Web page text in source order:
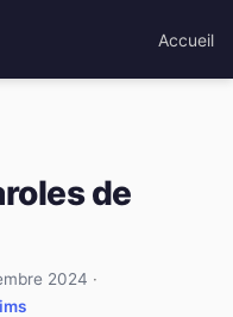
Accueil
de
2024 ·